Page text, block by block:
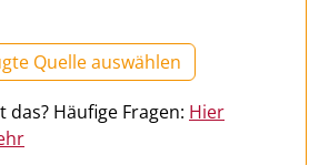
Quelle auswählen
Häufige Fragen: Hier